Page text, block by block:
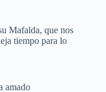
Mafalda, que nos
tiempo para lo
amado